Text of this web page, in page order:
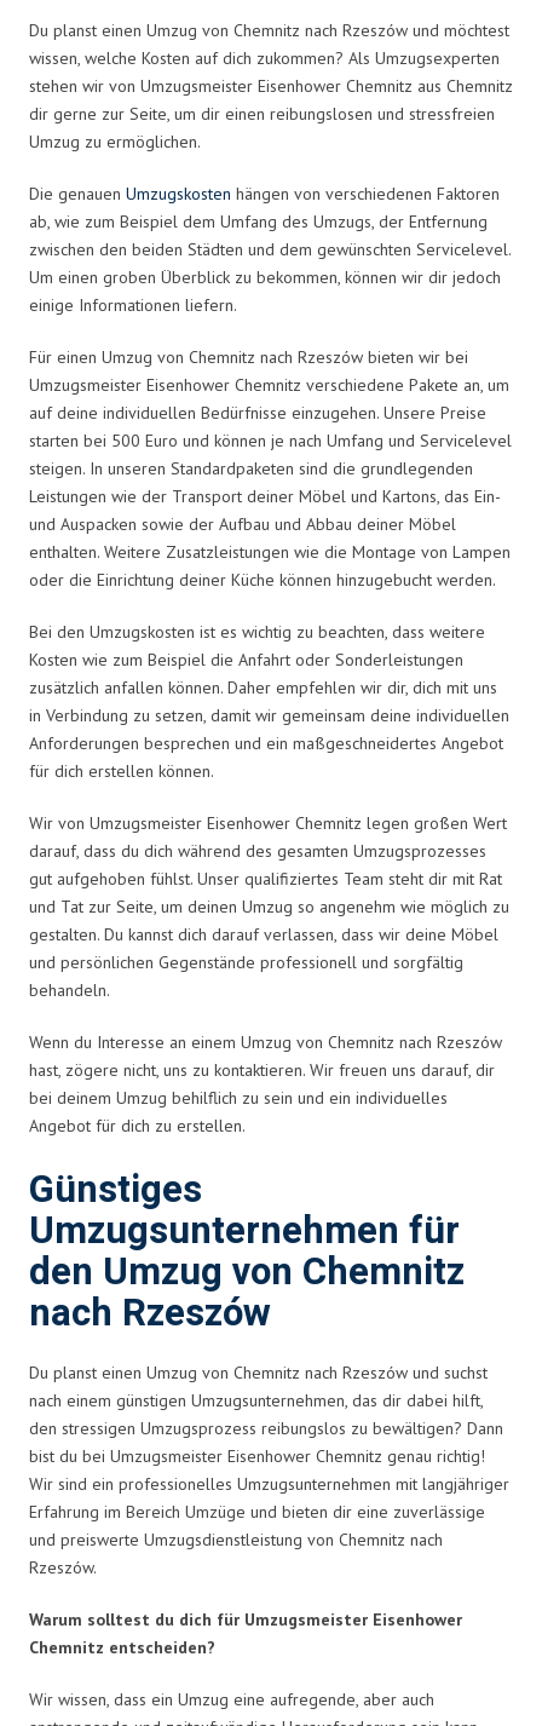
Du planst einen Umzug von Chemnitz nach Rzeszów und möchtest
wissen, welche Kosten auf dich zukommen? Als Umzugsexperten
stehen wir von Umzugsmeister Eisenhower Chemnitz aus Chemnitz
dir gerne zur Seite, um dir einen reibungslosen und stressfreien
Umzug zu ermöglichen.
Die genauen Umzugskosten hängen von verschiedenen Faktoren
ab, wie zum Beispiel dem Umfang des Umzugs, der Entfernung
zwischen den beiden Städten und dem gewünschten Servicelevel.
Um einen groben Überblick zu bekommen, können wir dir jedoch
einige Informationen liefern.
Für einen Umzug von Chemnitz nach Rzeszów bieten wir bei
Umzugsmeister Eisenhower Chemnitz verschiedene Pakete an, um
auf deine individuellen Bedürfnisse einzugehen. Unsere Preise
starten bei 500 Euro und können je nach Umfang und Servicelevel
steigen. In unseren Standardpaketen sind die grundlegenden
Leistungen wie der Transport deiner Möbel und Kartons, das Ein-
und Auspacken sowie der Aufbau und Abbau deiner Möbel
enthalten. Weitere Zusatzleistungen wie die Montage von Lampen
oder die Einrichtung deiner Küche können hinzugebucht werden.
Bei den Umzugskosten ist es wichtig zu beachten, dass weitere
Kosten wie zum Beispiel die Anfahrt oder Sonderleistungen
zusätzlich anfallen können. Daher empfehlen wir dir, dich mit uns
in Verbindung zu setzen, damit wir gemeinsam deine individuellen
Anforderungen besprechen und ein maßgeschneidertes Angebot
für dich erstellen können.
Wir von Umzugsmeister Eisenhower Chemnitz legen großen Wert
darauf, dass du dich während des gesamten Umzugsprozesses
gut aufgehoben fühlst. Unser qualifiziertes Team steht dir mit Rat
und Tat zur Seite, um deinen Umzug so angenehm wie möglich zu
gestalten. Du kannst dich darauf verlassen, dass wir deine Möbel
und persönlichen Gegenstände professionell und sorgfältig
behandeln.
Wenn du Interesse an einem Umzug von Chemnitz nach Rzeszów
hast, zögere nicht, uns zu kontaktieren. Wir freuen uns darauf, dir
bei deinem Umzug behilflich zu sein und ein individuelles
Angebot für dich zu erstellen.
Günstiges
Umzugsunternehmen für
den Umzug von Chemnitz
nach Rzeszów
Du planst einen Umzug von Chemnitz nach Rzeszów und suchst
nach einem günstigen Umzugsunternehmen, das dir dabei hilft,
den stressigen Umzugsprozess reibungslos zu bewältigen? Dann
bist du bei Umzugsmeister Eisenhower Chemnitz genau richtig!
Wir sind ein professionelles Umzugsunternehmen mit langjähriger
Erfahrung im Bereich Umzüge und bieten dir eine zuverlässige
und preiswerte Umzugsdienstleistung von Chemnitz nach
Rzeszów.
Warum solltest du dich für Umzugsmeister Eisenhower
Chemnitz entscheiden?
Wir wissen, dass ein Umzug eine aufregende, aber auch